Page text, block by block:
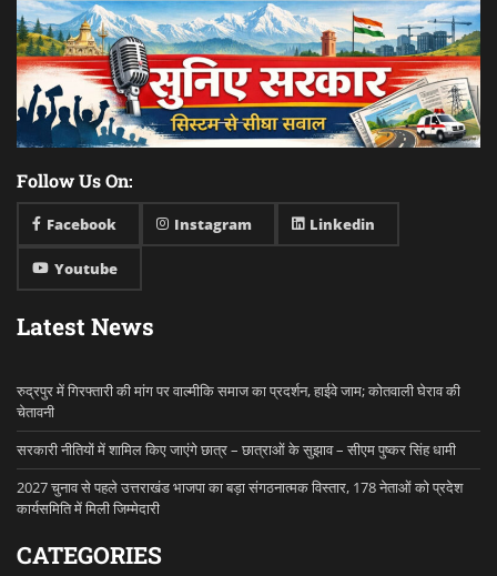
Follow Us On:
Facebook Instagram Linkedin
Youtube
Latest News
रुद्रपुर में गिरफ्तारी की मांग पर वाल्मीकि समाज का प्रदर्शन, हाईवे जाम; कोतवाली घेराव की
चेतावनी
सरकारी नीतियों में शामिल किए जाएंगे छात्र – छात्राओं के सुझाव – सीएम पुष्कर सिंह धामी
2027 चुनाव से पहले उत्तराखंड भाजपा का बड़ा संगठनात्मक विस्तार, 178 नेताओं को प्रदेश
कार्यसमिति में मिली जिम्मेदारी
CATEGORIES